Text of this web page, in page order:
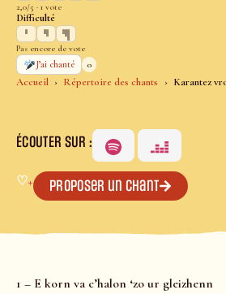
Accueil Répertoire des chants Karantez
2,0/5 · 1 vote
Difficulté
Pas encore de vote
J’ai chanté
0
ÉCOUTER SUR :
♡+ Proposer un chant
1 – E korn va c’halon ‘zo ur gleizhenn